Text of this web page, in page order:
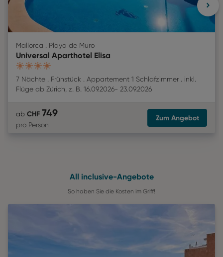
Mallorca . Playa de Muro
Universal Aparthotel Elisa
4
7 Nächte Frühstück Appartement 1 Schlafzimmer
inkl.
Flüge ab Zürich, z. B. 16.09.2026- 23.09.2026
ab CHF 749
pro Person
Zum Angebot
All inclusive-Angebote
So haben Sie die Kosten im Griff!